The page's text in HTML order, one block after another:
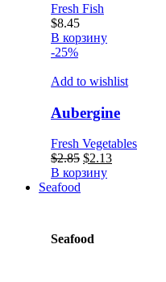
Fresh Fish
$8.45
В корзину
-25%
Add to wishlist
Aubergine
Fresh Vegetables
$2.85 Первоначальная
цена
$2.13Текущая
В корзину
Seafood
Seafood